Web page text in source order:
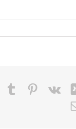
Tumblr Vk